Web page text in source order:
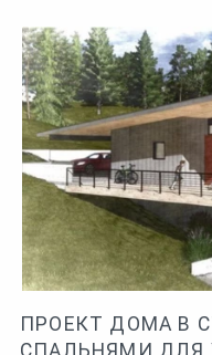
ПРОЕКТ ДОМА В